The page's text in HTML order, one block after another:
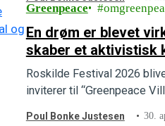
Greenpeace
En drøm er blevet
skaber et aktivistisk
Roskilde Festival 2026
inviterer til “Greenpeace
Poul Bonke Justesen 30.